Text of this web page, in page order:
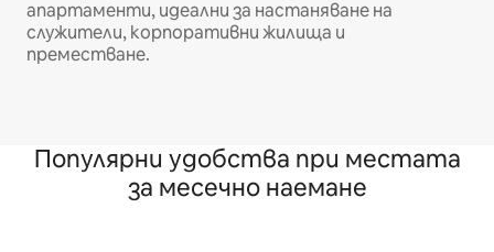
апартаменти, идеални за настаняване на
служители, корпоративни жилища и
преместване.
Популярни удобства при местата
за месечно наемане